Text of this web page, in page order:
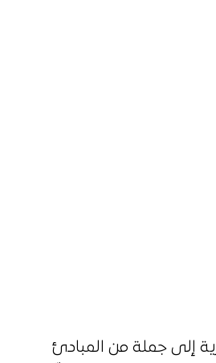
إلى جملة من المبادئ